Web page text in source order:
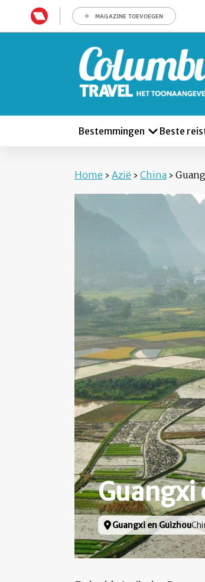
MAGAZINE TOEVOEGEN
Bestemmingen Beste
Home › Azië › China ›
Guangxi
Locatie
Guangxi en Guizhou